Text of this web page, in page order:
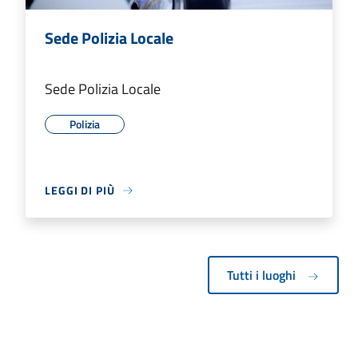
Sede Polizia Locale
Sede Polizia Locale
Polizia
LEGGI DI PIÙ
Tutti i luoghi